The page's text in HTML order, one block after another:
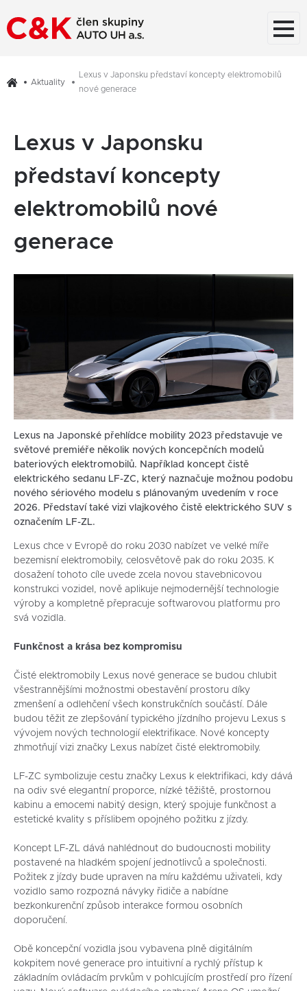
Aktuality
Lexus v Japonsku představí koncepty elektromobilů
nové generace
Lexus v Japonsku
představí koncepty
elektromobilů nové
generace
Lexus na Japonské přehlídce mobility 2023 představuje ve
světové premiéře několik nových koncepčních modelů
bateriových elektromobilů. Například koncept čistě
elektrického sedanu LF-ZC, který naznačuje možnou podobu
nového sériového modelu s plánovaným uvedením v roce
2026. Představí také vizi vlajkového čistě elektrického SUV s
označením LF-ZL.
Lexus chce v Evropě do roku 2030 nabízet ve velké míře
bezemisní elektromobily, celosvětově pak do roku 2035. K
dosažení tohoto cíle uvede zcela novou stavebnicovou
konstrukci vozidel, nově aplikuje nejmodernější technologie
výroby a kompletně přepracuje softwarovou platformu pro
svá vozidla.
Funkčnost a krása bez kompromisu
Čisté elektromobily Lexus nové generace se budou chlubit
všestrannějšími možnostmi obestavění prostoru díky
zmenšení a odlehčení všech konstrukčních součástí. Dále
budou těžit ze zlepšování typického jízdního projevu Lexus s
vývojem nových technologií elektrifikace. Nové koncepty
zhmotňují vizi značky Lexus nabízet čisté elektromobily.
LF-ZC symbolizuje cestu značky Lexus k elektrifikaci, kdy dává
na odiv své elegantní proporce, nízké těžiště, prostornou
kabinu a emocemi nabitý design, který spojuje funkčnost a
estetické kvality s příslibem opojného požitku z jízdy.
Koncept LF-ZL dává nahlédnout do budoucnosti mobility
postavené na hladkém spojení jednotlivců a společnosti.
Požitek z jízdy bude upraven na míru každému uživateli, kdy
vozidlo samo rozpozná návyky řidiče a nabídne
bezkonkurenční způsob interakce formou osobních
doporučení.
Obě koncepční vozidla jsou vybavena plně digitálním
kokpitem nové generace pro intuitivní a rychlý přístup k
základním ovládacím prvkům v pohlcujícím prostředí pro řízení